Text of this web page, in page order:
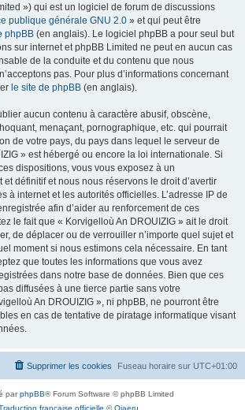
») qui est un logiciel de forum de discussions
publique générale GNU 2.0 » et qui peut être
phpBB (en anglais). Le logiciel phpBB a pour seul but
sur internet et phpBB Limited ne peut en aucun cas
de la conduite et du contenu que nous
pas. Pour plus d’informations concernant
le site de phpBB (en anglais).
aucun contenu à caractère abusif, obscène,
menaçant, pornographique, etc. qui pourrait
de votre pays, du pays dans lequel le serveur de
» est hébergé ou encore la loi internationale. Si
dispositions, vous vous exposez à un
définitif et nous nous réservons le droit d’avertir
à internet et les autorités officielles. L’adresse IP de
afin d’aider au renforcement de ces
le fait que « Korvigelloù An DROUIZIG » ait le droit
de déplacer ou de verrouiller n’importe quel sujet et
moment si nous estimons cela nécessaire. En tant
que toutes les informations que vous avez
dans notre base de données. Bien que ces
diffusées à une tierce partie sans votre
An DROUIZIG », ni phpBB, ne pourront être
en cas de tentative de piratage informatique visant
Fuseau horaire sur UTC+01:00
Supprimer les cookies
parphpBB® Forum Software © phpBB Limited
française officielle ©Qiaeru